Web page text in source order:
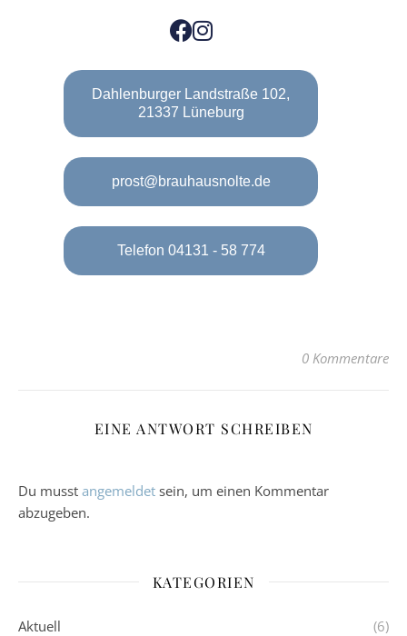
Dahlenburger Landstraße 102,
21337 Lüneburg
prost@brauhausnolte.de
Telefon 04131 - 58 774
0 Kommentare
EINE ANTWORT SCHREIBEN
Du musst angemeldet sein, um einen Kommentar
abzugeben.
KATEGORIEN
Aktuell (6)